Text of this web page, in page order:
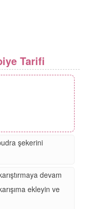
Tarifi
şekerini
devam
ekleyin ve